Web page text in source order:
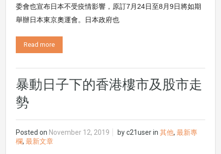
委會也宣布日本不受疫情影響，原訂7月24日至8月9日將如期
舉辦日本東京奧運會。日本政府也
Read more
暴動日子下的香港樓市及股市走
勢
Posted on November 12, 2019 byc21userin其他,最新專
欄,最新文章